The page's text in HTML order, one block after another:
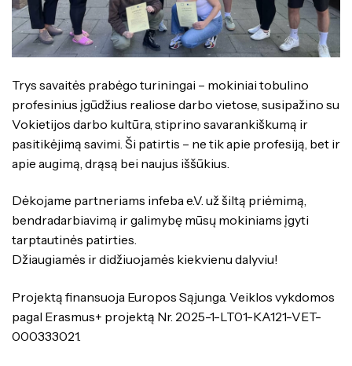
Mokymo moduliai bendrojo ugdymo
mokiniams
Kompetencijų vertinimas
Traktorininkų mokymas
Formaliojo profesinio mokymo
programos
ES struktūriniai projektai
ERASMUS+
Kiti
Trys savaitės prabėgo turiningai – mokiniai tobulino
profesinius įgūdžius realiose darbo vietose, susipažino su
Vokietijos darbo kultūra, stiprino savarankiškumą ir
pasitikėjimą savimi. Ši patirtis – ne tik apie profesiją, bet ir
apie augimą, drąsą bei naujus iššūkius.
Dėkojame partneriams infeba e.V. už šiltą priėmimą,
bendradarbiavimą ir galimybę mūsų mokiniams įgyti
tarptautinės patirties.
Džiaugiamės ir didžiuojamės kiekvienu dalyviu!
Projektą finansuoja Europos Sąjunga. Veiklos vykdomos
pagal Erasmus+ projektą Nr. 2025-1-LT01-KA121-VET-
000333021.